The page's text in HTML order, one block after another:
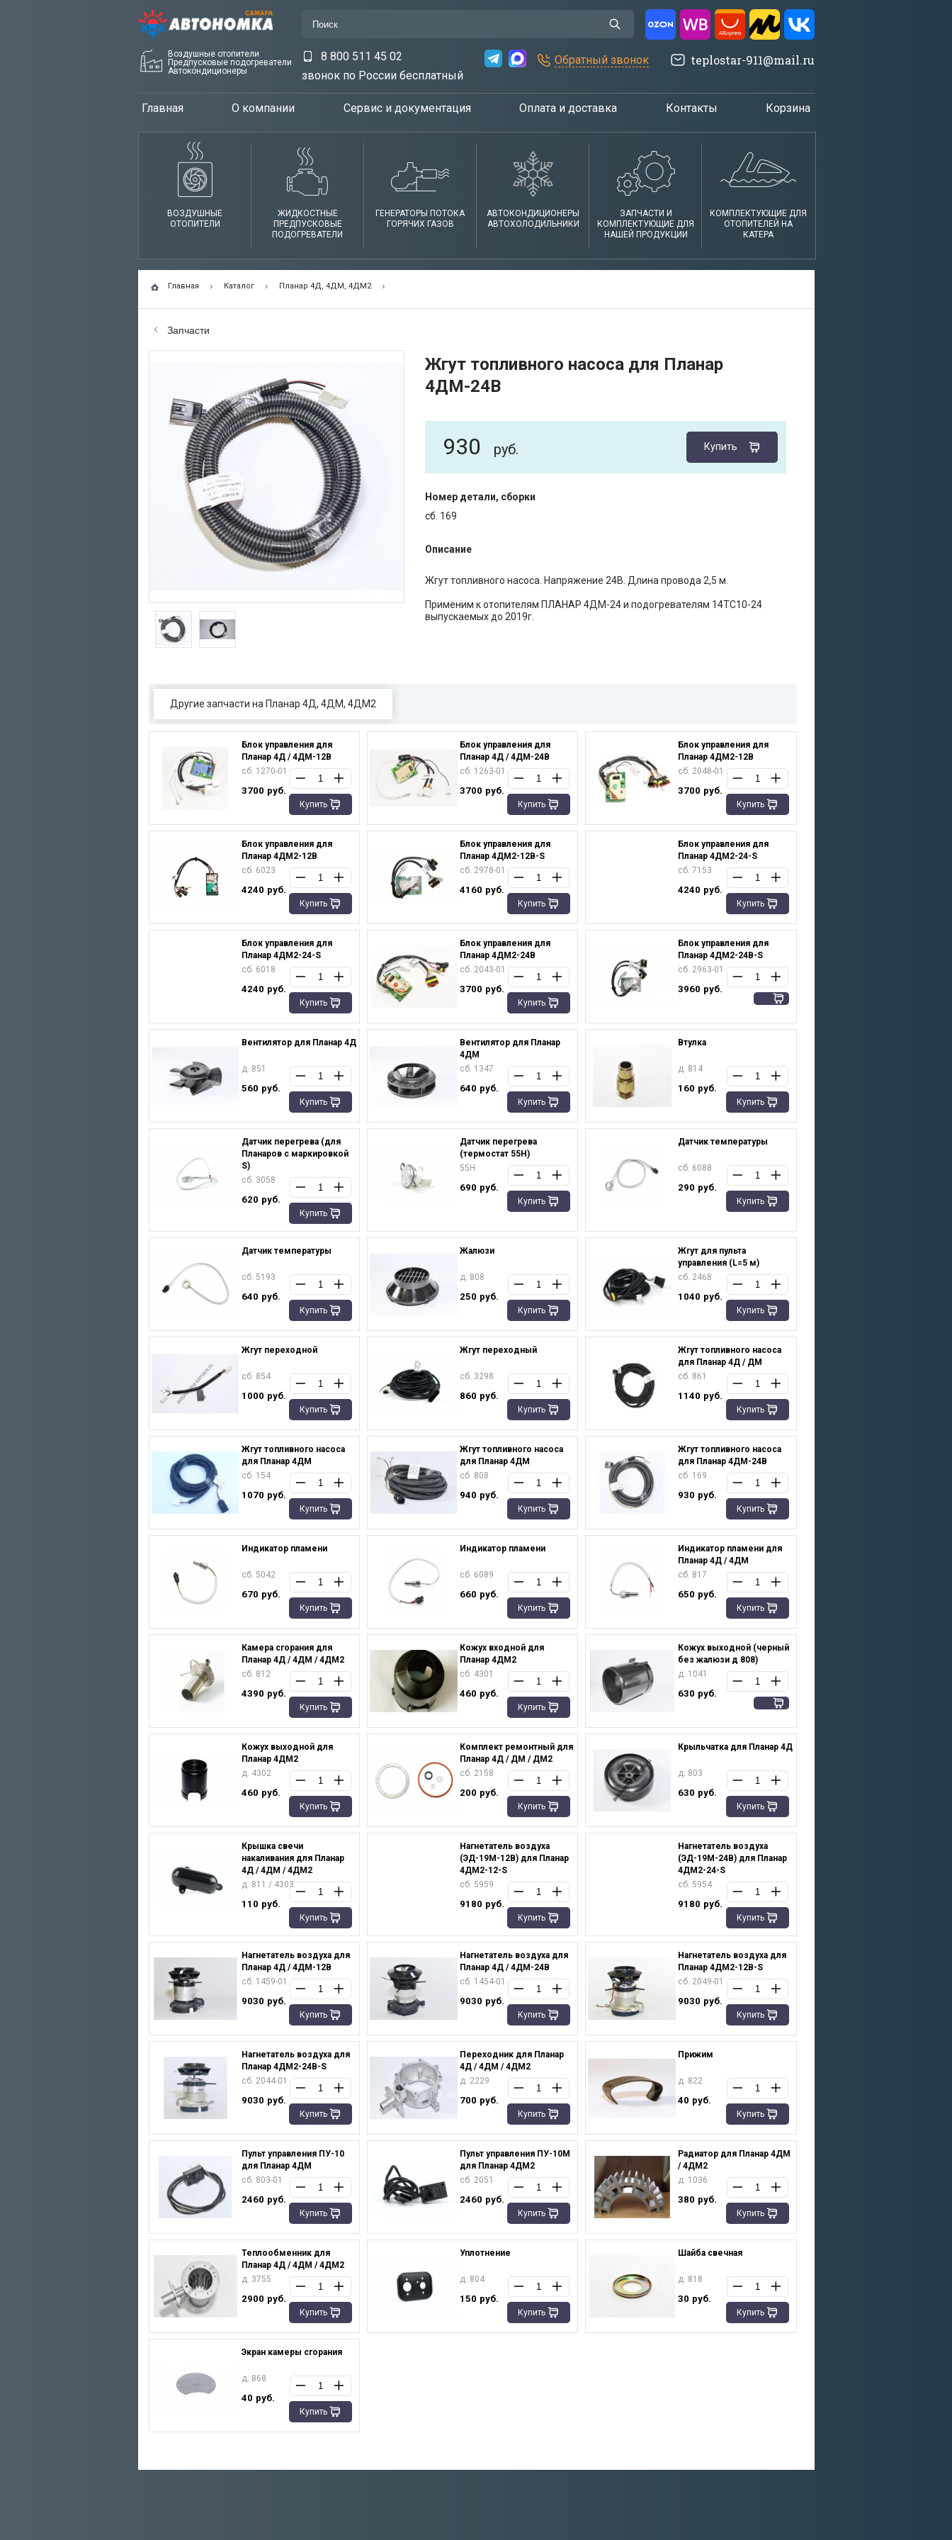
Воздушные отопители
Предпусковые подогреватели
Автокондиционеры
8 800 511 45 02
звонок по России бесплатный
Обратный звонок teplostar-911@mail.ru
Главная О компании Сервис и документация Оплата и доставка Контакты Корзина
ВОЗДУШНЫЕ
ОТОПИТЕЛИ
ЖИДКОСТНЫЕ
ПРЕДПУСКОВЫЕ
ПОДОГРЕВАТЕЛИ
ГЕНЕРАТОРЫ ПОТОКА
ГОРЯЧИХ ГАЗОВ
АВТОКОНДИЦИОНЕРЫ
АВТОХОЛОДИЛЬНИКИ
ЗАПЧАСТИ И
КОМПЛЕКТУЮЩИЕ ДЛЯ
НАШЕЙ ПРОДУКЦИИ
КОМПЛЕКТУЮЩИЕ ДЛЯ
ОТОПИТЕЛЕЙ НА
КАТЕРА
Главная Каталог Планар 4Д, 4ДМ, 4ДМ2
Запчасти
Жгут топливного насоса для Планар
4ДМ-24В
930 руб. Купить
Номер детали, сборки
сб. 169
Описание
Жгут топливного насоса. Напряжение 24В. Длина провода 2,5 м.
Применим к отопителям ПЛАНАР 4ДМ-24 и подогревателям 14ТС10-24
выпускаемых до 2019г.
Другие запчасти на Планар 4Д, 4ДМ, 4ДМ2
Блок управления для
Планар 4Д / 4ДМ-12В
сб. 1270-01
3700 руб.
Купить
Блок управления для
Планар 4Д / 4ДМ-24В
сб. 1263-01
3700 руб.
Купить
Блок управления для
Планар 4ДМ2-12В
сб. 2048-01
3700 руб.
Купить
Блок управления для
Планар 4ДМ2-12В
сб. 6023
4240 руб.
Купить
Блок управления для
Планар 4ДМ2-12В-S
сб. 2978-01
4160 руб.
Купить
Блок управления для
Планар 4ДМ2-24-S
сб. 7153
4240 руб.
Купить
Блок управления для
Планар 4ДМ2-24-S
сб. 6018
4240 руб.
Купить
Блок управления для
Планар 4ДМ2-24В
сб. 2043-01
3700 руб.
Купить
Блок управления для
Планар 4ДМ2-24В-S
сб. 2963-01
3960 руб.
Вентилятор для Планар 4Д
д. 851
560 руб.
Купить
Вентилятор для Планар
4ДМ
сб. 1347
640 руб.
Купить
Втулка
д. 814
160 руб.
Купить
Датчик перегрева (для
Планаров с маркировкой
S)
сб. 3058
620 руб.
Купить
Датчик перегрева
(термостат 55H)
55H
690 руб.
Купить
Датчик температуры
сб. 6088
290 руб.
Купить
Датчик температуры
сб. 5193
640 руб.
Купить
Жалюзи
д. 808
250 руб.
Купить
Жгут для пульта
управления (L=5 м)
сб. 2468
1040 руб.
Купить
Жгут переходной
сб. 854
1000 руб.
Купить
Жгут переходный
сб. 3298
860 руб.
Купить
Жгут топливного насоса
для Планар 4Д / ДМ
сб. 861
1140 руб.
Купить
Жгут топливного насоса
для Планар 4ДМ
сб. 154
1070 руб.
Купить
Жгут топливного насоса
для Планар 4ДМ
сб. 808
940 руб.
Купить
Жгут топливного насоса
для Планар 4ДМ-24В
сб. 169
930 руб.
Купить
Индикатор пламени
сб. 5042
670 руб.
Купить
Индикатор пламени
сб. 6089
660 руб.
Купить
Индикатор пламени для
Планар 4Д / 4ДМ
сб. 817
650 руб.
Купить
Камера сгорания для
Планар 4Д / 4ДМ / 4ДМ2
сб. 812
4390 руб.
Купить
Кожух входной для
Планар 4ДМ2
сб. 4301
460 руб.
Купить
Кожух выходной (черный
без жалюзи д 808)
д. 1041
630 руб.
Кожух выходной для
Планар 4ДМ2
д. 4302
460 руб.
Купить
Комплект ремонтный для
Планар 4Д / ДМ / ДМ2
сб. 2158
200 руб.
Купить
Крыльчатка для Планар 4Д
д. 803
630 руб.
Купить
Крышка свечи
накаливания для Планар
4Д / 4ДМ / 4ДМ2
д. 811 / 4303
110 руб.
Купить
Нагнетатель воздуха
(ЭД-19М-12В) для Планар
4ДМ2-12-S
сб. 5959
9180 руб.
Купить
Нагнетатель воздуха
(ЭД-19М-24В) для Планар
4ДМ2-24-S
сб. 5954
9180 руб.
Купить
Нагнетатель воздуха для
Планар 4Д / 4ДМ-12В
сб. 1459-01
9030 руб.
Купить
Нагнетатель воздуха для
Планар 4Д / 4ДМ-24В
сб. 1454-01
9030 руб.
Купить
Нагнетатель воздуха для
Планар 4ДМ2-12В-S
сб. 2049-01
9030 руб.
Купить
Нагнетатель воздуха для
Планар 4ДМ2-24В-S
сб. 2044-01
9030 руб.
Купить
Переходник для Планар
4Д / 4ДМ / 4ДМ2
д. 2229
700 руб.
Купить
Прижим
д. 822
40 руб.
Купить
Пульт управления ПУ-10
для Планар 4ДМ
сб. 803-01
2460 руб.
Купить
Пульт управления ПУ-10М
для Планар 4ДМ2
сб. 2051
2460 руб.
Купить
Радиатор для Планар 4ДМ
/ 4ДМ2
д. 1036
380 руб.
Купить
Теплообменник для
Планар 4Д / 4ДМ / 4ДМ2
д. 3755
2900 руб.
Купить
Уплотнение
д. 804
150 руб.
Купить
Шайба свечная
д. 818
30 руб.
Купить
Экран камеры сгорания
д. 868
40 руб.
Купить